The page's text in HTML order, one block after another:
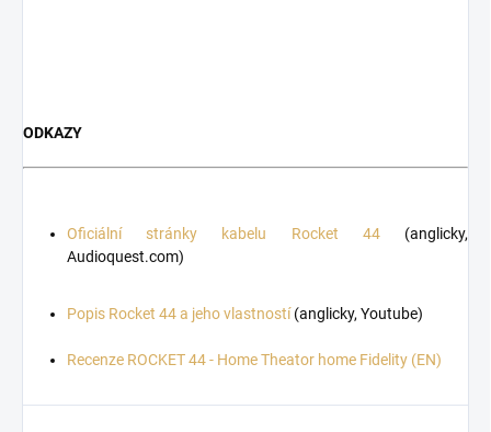
ODKAZY
Oficiální stránky kabelu Rocket 44(anglicky,
Audioquest.com)
Popis Rocket 44 a jeho vlastností(anglicky, Youtube)
Recenze ROCKET 44 - Home Theator home Fidelity (EN)